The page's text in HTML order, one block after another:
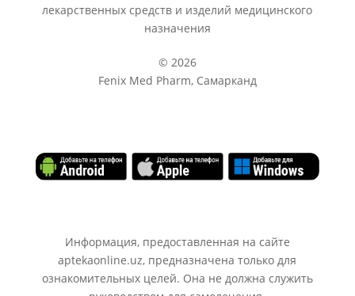
лекарственных средств и изделий медицинского
назначения
© 2026
Fenix Med Pharm, Самарканд
Информация, предоставленная на сайте
aptekaonline.uz, предназначена только для
ознакомительных целей. Она не должна служить